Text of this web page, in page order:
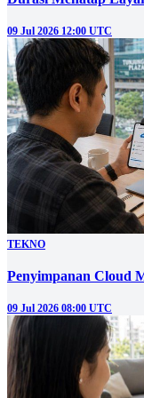
09 Jul 2026 12:00 UTC
TEKNO
Penyimpanan Cloud
09 Jul 2026 08:00 UTC